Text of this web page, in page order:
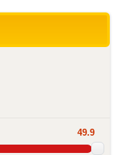
49.9